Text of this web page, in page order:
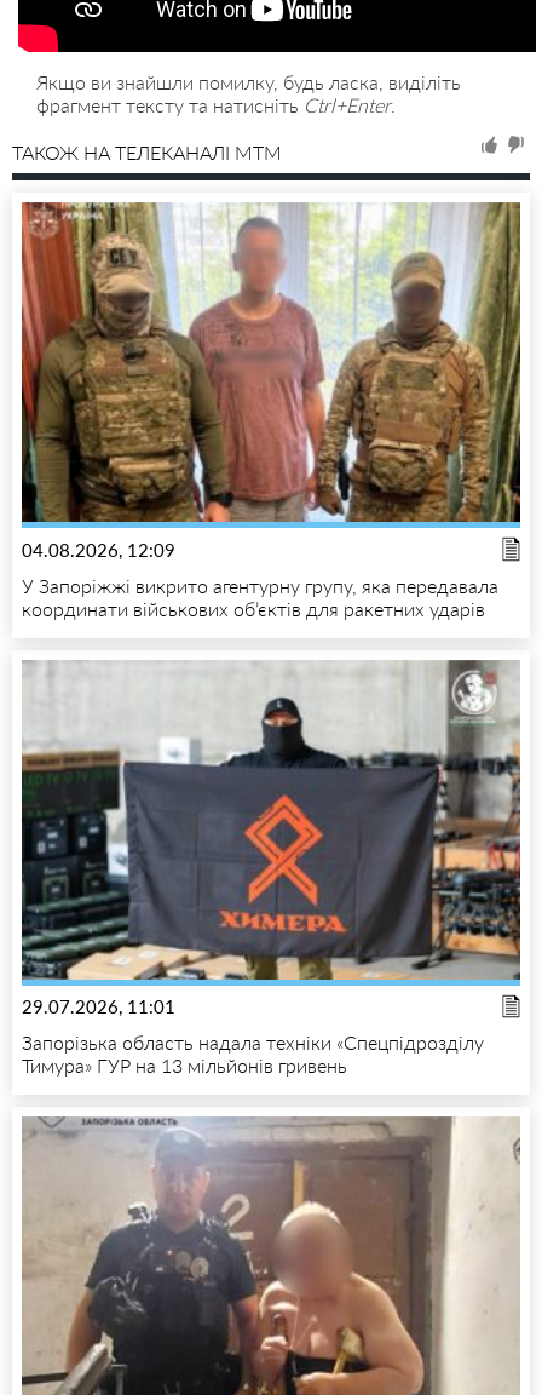
Якщо ви знайшли помилку, будь ласка, виділіть
фрагмент тексту та натисніть Ctrl+Enter.
ТАКОЖ НА ТЕЛЕКАНАЛІ MTM
04.08.2026, 12:09
У Запоріжжі викрито агентурну групу, яка передавала
координати військових об’єктів для ракетних ударів
29.07.2026, 11:01
Запорізька область надала техніки «Спецпідрозділу
Тимура» ГУР на 13 мільйонів гривень